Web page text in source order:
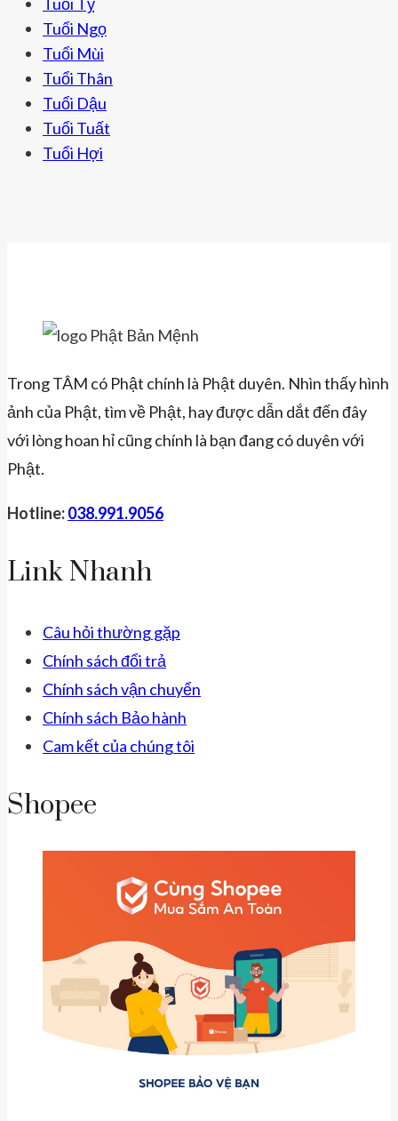
Tuổi Ngọ
Tuổi Mùi
Tuổi Thân
Tuổi Dậu
Tuổi Tuất
Tuổi Hợi
Trong TÂM có Phật chính là Phật duyên. Nhìn thấy hình
ảnh của Phật, tìm về Phật, hay được dẫn dắt đến đây
với lòng hoan hỉ cũng chính là bạn đang có duyên với
Phật.
Hotline:038.991.9056
Link Nhanh
Câu hỏi thường gặp
Chính sách đổi trả
Chính sách vận chuyển
Chính sách Bảo hành
Cam kết của chúng tôi
Shopee